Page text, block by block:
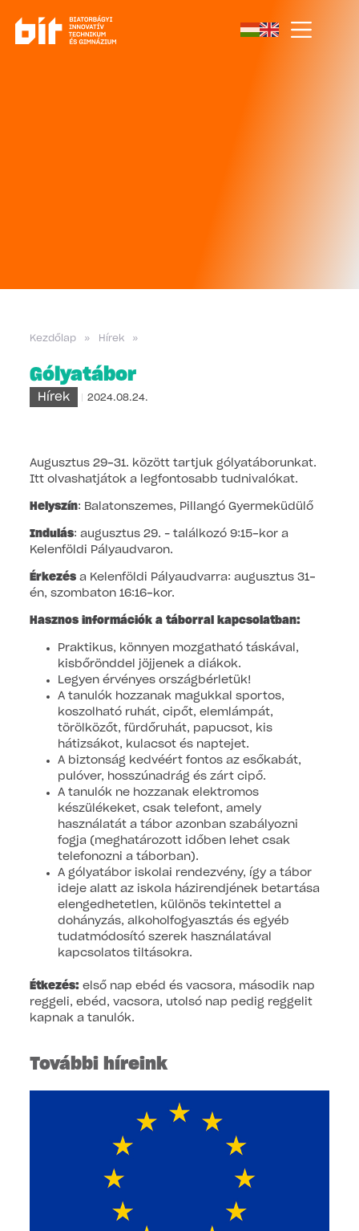
Kezdőlap » Hírek »
Gólyatábor
Hírek 2024.08.24.
Augusztus 29-31. között tartjuk gólyatáborunkat.
Itt olvashatjátok a legfontosabb tudnivalókat.
Helyszín: Balatonszemes, Pillangó Gyermeküdülő
Indulás: augusztus 29. – találkozó 9:15-kor a
Kelenföldi Pályaudvaron.
Érkezésa Kelenföldi Pályaudvarra: augusztus 31-
én, szombaton 16:16-kor.
Hasznos információk a táborral kapcsolatban:
Praktikus, könnyen mozgatható táskával,
kisbőrönddel jöjjenek a diákok.
Legyen érvényes országbérletük!
A tanulók hozzanak magukkal sportos,
koszolható ruhát, cipőt, elemlámpát,
törölközőt, fürdőruhát, papucsot, kis
hátizsákot, kulacsot és naptejet.
A biztonság kedvéért fontos az esőkabát,
pulóver, hosszúnadrág és zárt cipő.
A tanulók ne hozzanak elektromos
készülékeket, csak telefont, amely
használatát a tábor azonban szabályozni
fogja (meghatározott időben lehet csak
telefonozni a táborban).
A gólyatábor iskolai rendezvény, így a tábor
ideje alatt az iskola házirendjének betartása
elengedhetetlen, különös tekintettel a
dohányzás, alkoholfogyasztás és egyéb
tudatmódosító szerek használatával
kapcsolatos tiltásokra.
Étkezés:első nap ebéd és vacsora, második nap
reggeli, ebéd, vacsora, utolsó nap pedig reggelit
kapnak a tanulók.
További híreink